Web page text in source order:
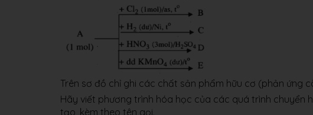
Trên sơ đồ chỉ ghi các chất sản phẩm hữu cơ (phản ứng
Hãy viết phương trình hóa học của các quá trình chuyển
tạo, kèm theo tên gọi.